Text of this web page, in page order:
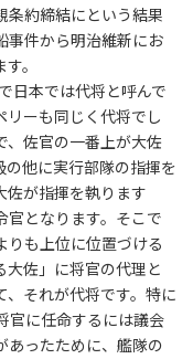
条約締結にという結果
事件から明治維新にお
。
日本では代将と呼んで
リーも同じく代将でし
、佐官の一番上が大佐
の他に実行部隊の指揮を
佐が指揮を執ります
官となります。そこで
りも上位に位置づける
大佐」に将官の代理と
、それが代将です。特に
官に任命するには議会
あったために、艦隊の